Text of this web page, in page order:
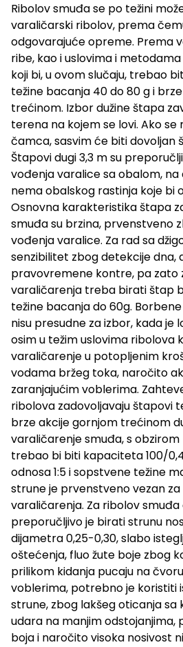
Ribolov smuđa se po težini
varaličarski ribolov, prema
odgovarajuće opreme. Prema
ribe, kao i uslovima i
koji bi, u ovom slučaju, trebao
težine bacanja 40 do 80 g i
trećinom. Izbor dužine štapa
terena na kojem se lovi. Ako se
čamca, sasvim će biti dovoljan
Štapovi dugi 3,3 m su
vođenja varalice sa obalom,
nema obalskog rastinja koje bi
Osnovna karakteristika štapa
smuđa su brzina, prvenstveno
vođenja varalice. Za rad sa
senzibilitet zbog detekcije dna,
pravovremene kontre, pa zato
varaličarenja treba birati štap
težine bacanja do 60g.
nisu presudne za izbor, kada je
osim u težim uslovima ribolova
varaličarenje u potopljenim
vodama bržeg toka, naročito
zaranjajućim voblerima.
ribolova zadovoljavaju štapovi
brze akcije gornjom trećinom
varaličarenje smuđa, s
trebao bi biti kapaciteta 100/
odnosa 1:5 i sopstvene težine
strune je prvenstveno vezan
varaličarenja. Za ribolov smuđa
preporučljivo je birati strunu
dijametra 0,25-0,30, slabo
oštećenja, fluo žute boje zbog
prilikom kidanja pucaju na
voblerima, potrebno je koristiti
strune, zbog lakšeg oticanja
udara na manjim odstojanjima,
boja i naročito visoka nosivost